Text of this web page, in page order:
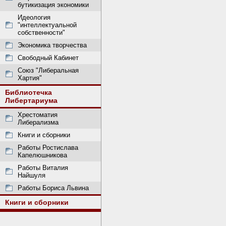
бутикизация экономики
Идеология
"интеллектуальной
собственности"
Экономика творчества
Свободный Кабинет
Союз "Либеральная
Хартия"
Библиотечка
Либертариума
Хрестоматия
Либерализма
Книги и сборники
Работы Ростислава
Капелюшникова
Работы Виталия
Найшуля
Работы Бориса Львина
Книги и сборники